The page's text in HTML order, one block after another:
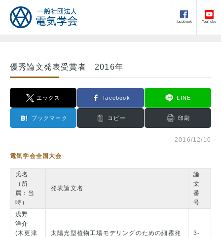
facebook YouTube
優秀論文発表受賞者 2016年
エックス facebook LINE
ブックマーク コピー 印刷
2016/12/10
電気学会全国大会
氏名
（所
属：当
時）
発表論文名
論
文
番
号
浅野
洋介
(木更津
太陽光型植物工場モデリングのための細霧発
3-